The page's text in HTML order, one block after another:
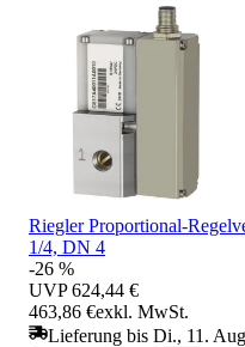
Riegler Proportional-
1/4, DN 4
-26 %
UVP 624,44 €
463,86 €exkl. MwSt.
Lieferung bis Di., 11.